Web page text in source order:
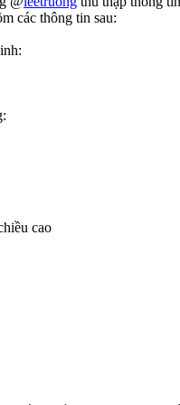
các thông tin sau:
cao